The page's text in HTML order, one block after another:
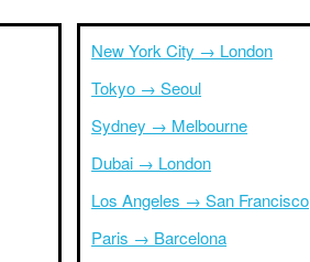
New York City → London
Tokyo → Seoul
Sydney → Melbourne
Dubai → London
Los Angeles → San Francisco
Paris → Barcelona